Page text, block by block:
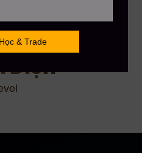
Việt
Diện